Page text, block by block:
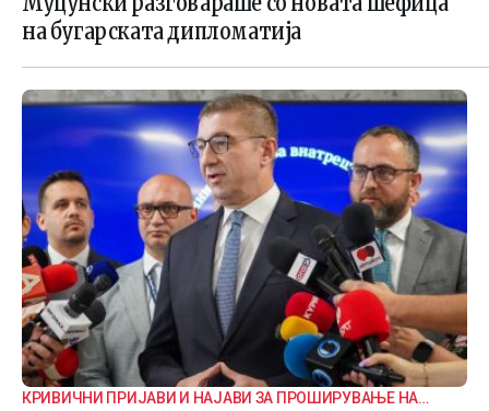
на бугарската дипломатија
КРИВИЧНИ ПРИЈАВИ И НАЈАВИ ЗА ПРОШИРУВАЊЕ НА